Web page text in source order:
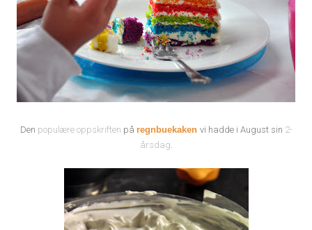
Den populære oppskriften på regnbuekaken vi hadde i August sin 2-
årsdag.